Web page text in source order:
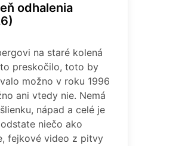
odhalenia
na staré kolená
preskočilo, toto by
možno v roku 1996
ani vtedy nie. Nemá
nápad a celé je
niečo ako
fejkové video z pitvy